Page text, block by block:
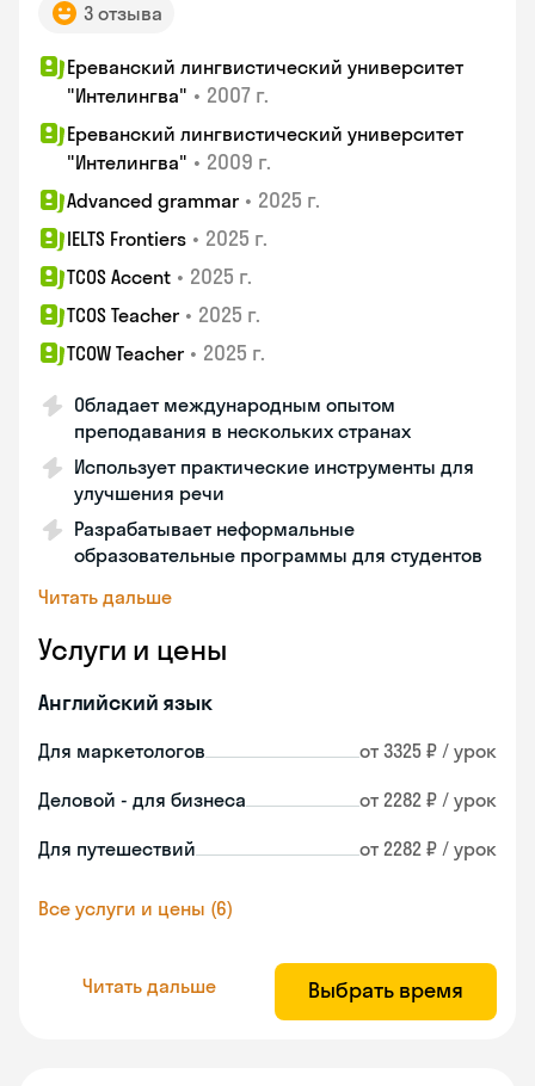
3 отзыва
Ереванский лингвистический университет
"Интелингва" • 2007 г.
Ереванский лингвистический университет
"Интелингва" • 2009 г.
Advanced grammar • 2025 г.
IELTS Frontiers • 2025 г.
TCOS Accent • 2025 г.
TCOS Teacher • 2025 г.
TCOW Teacher • 2025 г.
Обладает международным опытом
преподавания в нескольких странах
Использует практические инструменты для
улучшения речи
Разрабатывает неформальные
образовательные программы для студентов
Читать дальше
Услуги и цены
Английский язык
Для маркетологов от 3325 ₽ / урок
Деловой - для бизнеса от 2282 ₽ / урок
Для путешествий от 2282 ₽ / урок
Все услуги и цены (6)
Читать дальше Выбрать время